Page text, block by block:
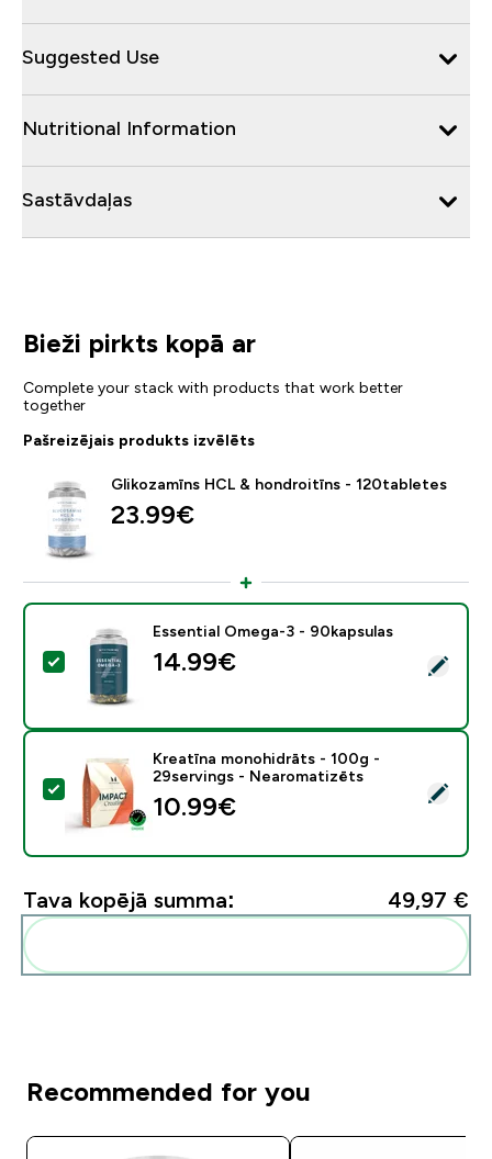
Suggested Use
Nutritional Information
Sastāvdaļas
Bieži pirkts kopā ar
Complete your stack with products that work better
together
Pašreizējais produkts izvēlēts
Glikozamīns HCL & hondroitīns - 120tabletes
23.99€‎
Atlasīt šo produktu - Essential Omega-3 - 90kapsulas
Essential Omega-3 - 90kapsulas
14.99€‎
Atlasīt šo produktu - Kreatīna monohidrāts - 100g -
Kreatīna monohidrāts - 100g -
29servings - Nearomatizēts
10.99€‎
Tava kopējā summa: 49,97 €‎
Recommended for you